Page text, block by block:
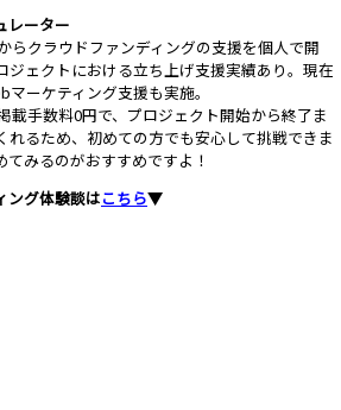
レーター
らクラウドファンディングの支援を個人で開
ジェクトにおける立ち上げ支援実績あり。現在
ーケティング支援も実施。
載手数料0円で、プロジェクト開始から終了ま
れるため、初めての方でも安心して挑戦できま
みるのがおすすめですよ！
ング体験談はこちら▼